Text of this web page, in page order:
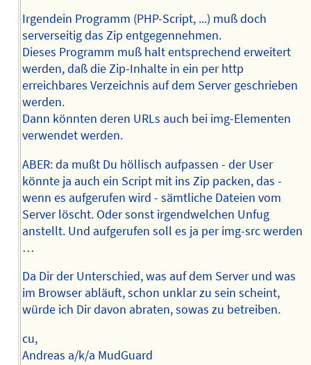
Irgendein Programm (PHP-Script, ...) muß doch
serverseitig das Zip entgegennehmen.
Dieses Programm muß halt entsprechend erweitert
werden, daß die Zip-Inhalte in ein per http
erreichbares Verzeichnis auf dem Server geschrieben
werden.
Dann könnten deren URLs auch bei img-Elementen
verwendet werden.
ABER: da mußt Du höllisch aufpassen - der User
könnte ja auch ein Script mit ins Zip packen, das -
wenn es aufgerufen wird - sämtliche Dateien vom
Server löscht. Oder sonst irgendwelchen Unfug
anstellt. Und aufgerufen soll es ja per img-src werden
…
Da Dir der Unterschied, was auf dem Server und was
im Browser abläuft, schon unklar zu sein scheint,
würde ich Dir davon abraten, sowas zu betreiben.
cu,
Andreas a/k/a MudGuard